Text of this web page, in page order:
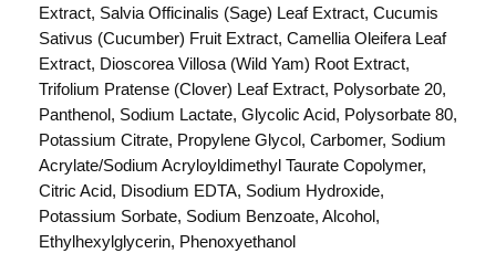
u
t
e
2
4
h
E
y
e
C
Extract, Salvia Officinalis (Sage) Leaf Extract, Cucumis
Sativus (Cucumber) Fruit Extract, Camellia Oleifera Leaf
Extract, Dioscorea Villosa (Wild Yam) Root Extract,
Trifolium Pratense (Clover) Leaf Extract, Polysorbate 20,
Panthenol, Sodium Lactate, Glycolic Acid, Polysorbate 80,
Potassium Citrate, Propylene Glycol, Carbomer, Sodium
Acrylate/Sodium Acryloyldimethyl Taurate Copolymer,
Citric Acid, Disodium EDTA, Sodium Hydroxide,
Potassium Sorbate, Sodium Benzoate, Alcohol,
Ethylhexylglycerin, Phenoxyethanol